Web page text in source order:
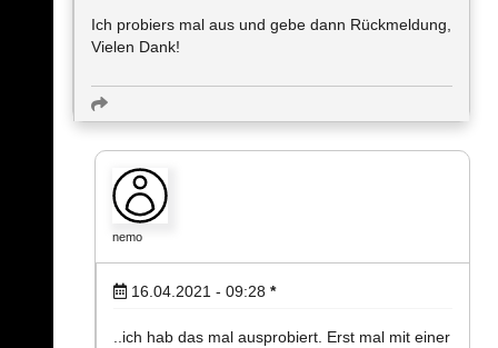
Ich probiers mal aus und gebe dann Rückmeldung,
Vielen Dank!
nemo
16.04.2021 - 09:28 *
..ich hab das mal ausprobiert. Erst mal mit einer